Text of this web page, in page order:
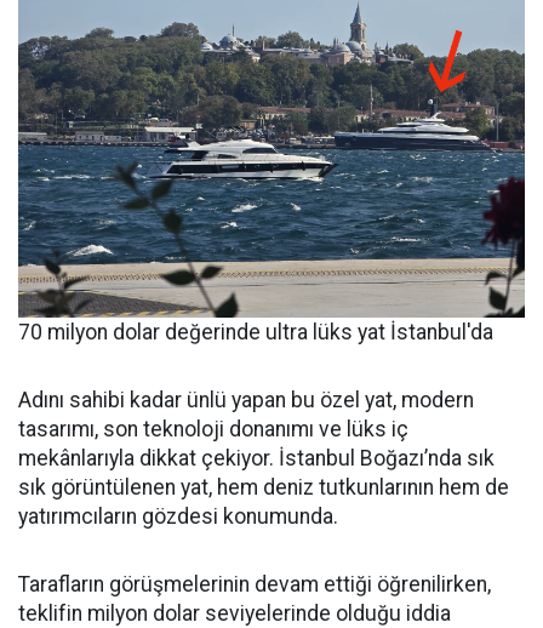
70 milyon dolar değerinde ultra lüks yat İstanbul'da
Adını sahibi kadar ünlü yapan bu özel yat, modern
tasarımı, son teknoloji donanımı ve lüks iç
mekânlarıyla dikkat çekiyor. İstanbul Boğazı’nda sık
sık görüntülenen yat, hem deniz tutkunlarının hem de
yatırımcıların gözdesi konumunda.
Tarafların görüşmelerinin devam ettiği öğrenilirken,
teklifin milyon dolar seviyelerinde olduğu iddia